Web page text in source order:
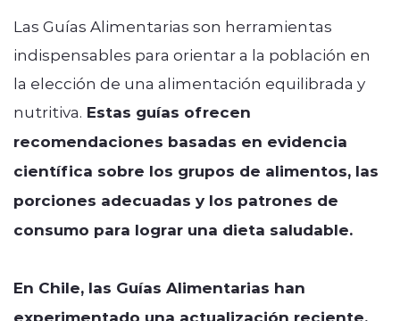
Las Guías Alimentarias son herramientas
indispensables para orientar a la población en
la elección de una alimentación equilibrada y
nutritiva. Estas guías ofrecen
recomendaciones basadas en evidencia
científica sobre los grupos de alimentos, las
porciones adecuadas y los patrones de
consumo para lograr una dieta saludable.
En Chile, las Guías Alimentarias han
experimentado una actualización reciente,